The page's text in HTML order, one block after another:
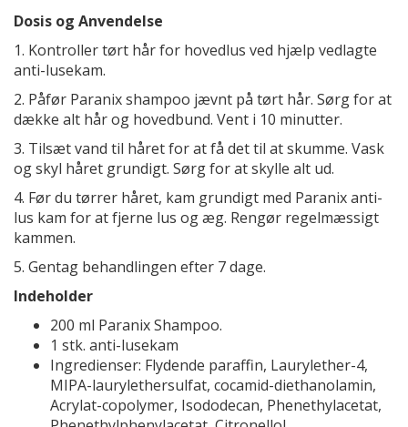
Dosis og Anvendelse
1. Kontroller tørt hår for hovedlus ved hjælp vedlagte
anti-lusekam.
2. Påfør Paranix shampoo jævnt på tørt hår. Sørg for at
dække alt hår og hovedbund. Vent i 10 minutter.
3. Tilsæt vand til håret for at få det til at skumme. Vask
og skyl håret grundigt. Sørg for at skylle alt ud.
4. Før du tørrer håret, kam grundigt med Paranix anti-
lus kam for at fjerne lus og æg. Rengør regelmæssigt
kammen.
5. Gentag behandlingen efter 7 dage.
Indeholder
200 ml Paranix Shampoo.
1 stk. anti-lusekam
Ingredienser: Flydende paraffin, Laurylether-4,
MIPA-laurylethersulfat, cocamid-diethanolamin,
Acrylat-copolymer, Isododecan, Phenethylacetat,